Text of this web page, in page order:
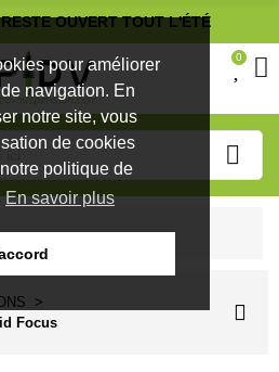
pour améliorer
navigation. En
notre site, vous
de cookies
politique de
En savoir plus
OUVERT TOUT L'ÉTÉ
0
Focus